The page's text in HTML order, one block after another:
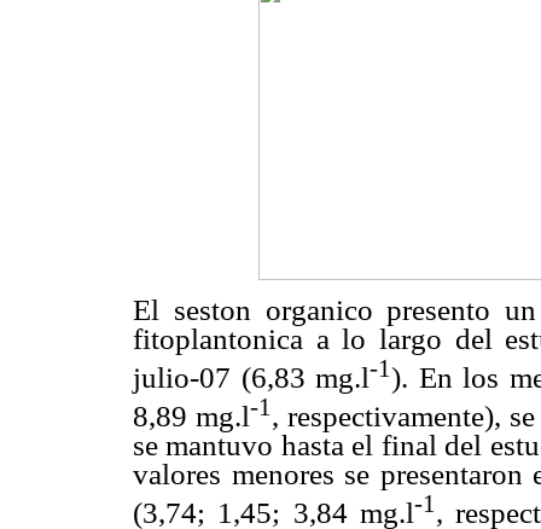
El seston organico presento
fitoplantonica a lo largo del
julio-07 (6,83 mg.l-1). En los
8,89mg.l-1 , respectivamente),
se mantuvo hasta el final del
valores menores se
(3,74; 1,45; 3,84 mg.l-1 ,